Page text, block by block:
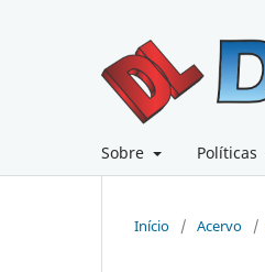
Sobre Políticas
Início / Acervo /